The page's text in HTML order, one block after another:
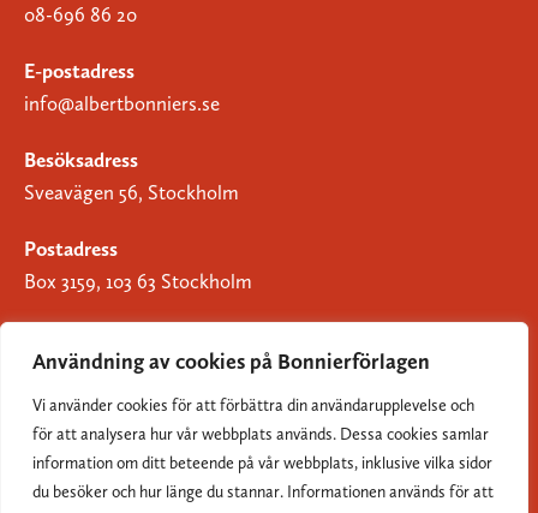
Användning av cookies på Bonnierförlagen
Vi använder cookies för att förbättra din användarupplevelse och
för att analysera hur vår webbplats används. Dessa cookies samlar
information om ditt beteende på vår webbplats, inklusive vilka sidor
du besöker och hur länge du stannar. Informationen används för att
08-696 86 20
E-postadress
info@albertbonniers.se
Besöksadress
Sveavägen 56, Stockholm
Postadress
Box 3159, 103 63 Stockholm
Om Bonnierförlagen
Cookies
Integritetspolicy